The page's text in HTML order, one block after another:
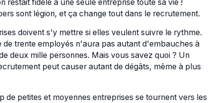
restait fidèle à une seule entreprise toute sa vie !
sont légion, et ça change tout dans le recrutement.
doivent s'y mettre si elles veulent suivre le rythme.
de trente employés n'aura pas autant d'embauches à
deux mille personnes. Mais vous savez quoi ? Un
peut causer autant de dégâts, même à plus
de petites et moyennes entreprises se tournent vers les